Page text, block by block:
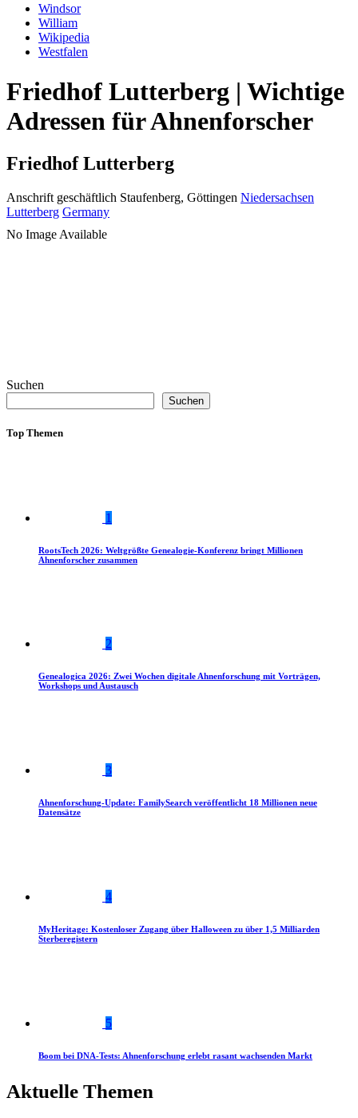
Windsor
William
Wikipedia
Westfalen
Friedhof Lutterberg | Wichtige
Adressen für Ahnenforscher
Friedhof Lutterberg
Anschrift geschäftlich Staufenberg, Göttingen Niedersachsen
Lutterberg Germany
No Image Available
Suchen
Suchen
Top Themen
1
RootsTech 2026: Weltgrößte Genealogie-Konferenz bringt Millionen
Ahnenforscher zusammen
2
Genealogica 2026: Zwei Wochen digitale Ahnenforschung mit Vorträgen,
Workshops und Austausch
3
Ahnenforschung-Update: FamilySearch veröffentlicht 18 Millionen neue
Datensätze
4
MyHeritage: Kostenloser Zugang über Halloween zu über 1,5 Milliarden
Sterberegistern
5
Boom bei DNA-Tests: Ahnenforschung erlebt rasant wachsenden Markt
Aktuelle Themen